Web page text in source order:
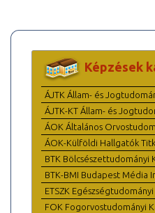
Képzések
ÁJTK Állam- és
ÁJTK-KT Állam- és
ÁOK Általános
ÁOK-Külföldi Hallgatók
BTK Bölcsészettudományi
BTK-BMI Budapest Média
ETSZK
FOK Fogorvostudományi